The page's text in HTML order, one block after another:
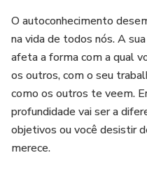
O autoconhecimento
na vida de todos nós. A
afeta a forma com a qual
os outros, com o seu
como os outros te veem.
profundidade vai ser a
objetivos ou você desistir
merece.